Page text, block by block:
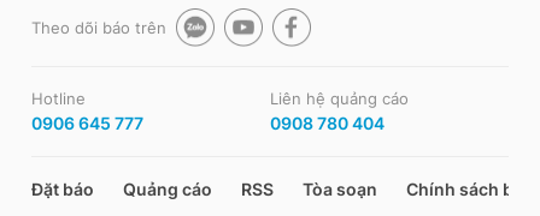
Theo dõi báo trên
Hotline
0906 645 777
Liên hệ quảng cáo
0908 780 404
Đặt báo Quảng cáo RSS Tòa soạn Chính sách bảo